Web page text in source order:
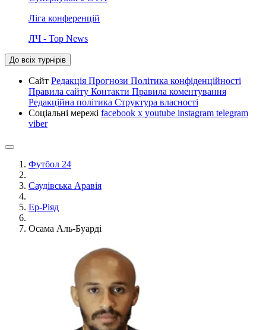
Ліга конференцій
ЛЧ - Top News
До всіх турнірів
Сайт Редакція Прогнози Політика конфіденційності
Правила сайту Контакти Правила коментування
Редакційна політика Структура власності
Соціальні мережі facebook x youtube instagram telegram
viber
Футбол 24
Саудівська Аравія
Ер-Ріяд
Осама Аль-Буарді